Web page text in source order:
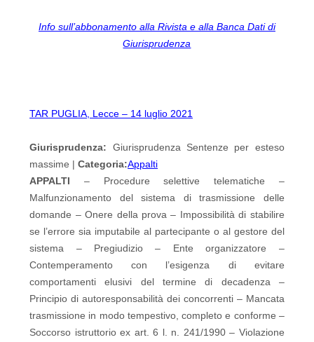
Info sull’abbonamento alla Rivista e alla Banca Dati di
Giurisprudenza
TAR PUGLIA, Lecce – 14 luglio 2021
Giurisprudenza: Giurisprudenza Sentenze per esteso
massime |Categoria:Appalti
APPALTI – Procedure selettive telematiche –
Malfunzionamento del sistema di trasmissione delle
domande – Onere della prova – Impossibilità di stabilire
se l’errore sia imputabile al partecipante o al gestore del
sistema – Pregiudizio – Ente organizzatore –
Contemperamento con l’esigenza di evitare
comportamenti elusivi del termine di decadenza –
Principio di autoresponsabilità dei concorrenti – Mancata
trasmissione in modo tempestivo, completo e conforme –
Soccorso istruttorio ex art. 6 l. n. 241/1990 – Violazione